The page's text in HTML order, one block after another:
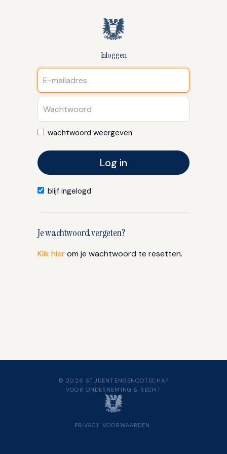
Inloggen
wachtwoord weergeven
Log in
blijf ingelogd
Je wachtwoord vergeten?
Klik hierom je wachtwoord te resetten.
© 2026 STUDENTENGENOOTSCHAP
VOOR ONDERNEMING & RECHT
PRIVACY VOORWAARDEN